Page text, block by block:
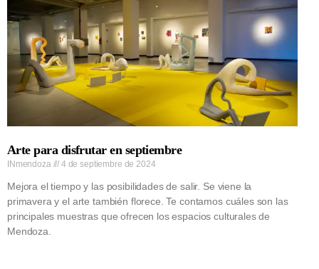
Arte para disfrutar en septiembre
INmendoza 4 de septiembre de 2024
Mejora el tiempo y las posibilidades de salir. Se viene la
primavera y el arte también florece. Te contamos cuáles son las
principales muestras que ofrecen los espacios culturales de
Mendoza.